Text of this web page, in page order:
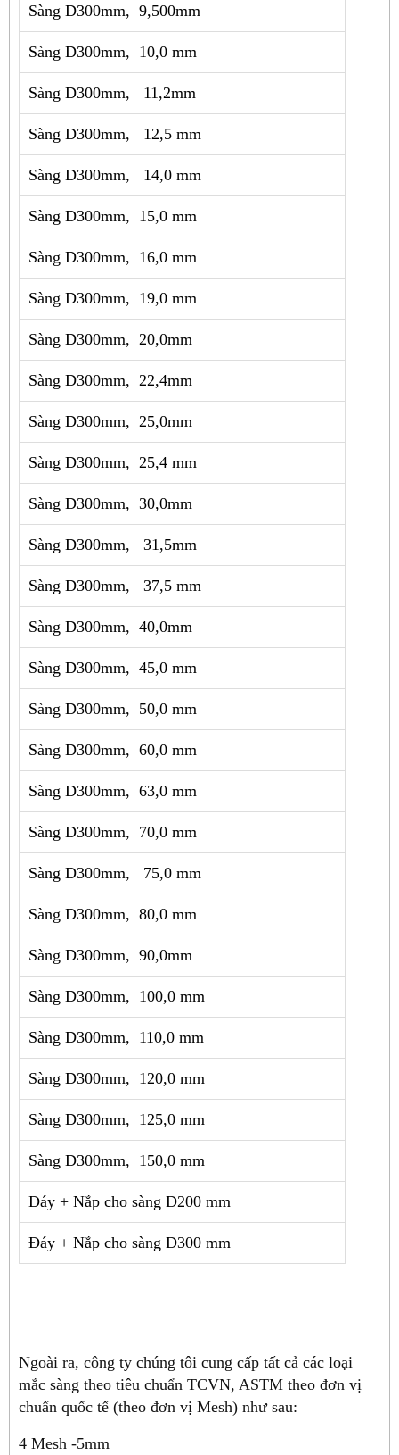
Sàng D300mm, 9,500mm
Sàng D300mm, 10,0 mm
Sàng D300mm, 11,2mm
Sàng D300mm, 12,5 mm
Sàng D300mm, 14,0 mm
Sàng D300mm, 15,0 mm
Sàng D300mm, 16,0 mm
Sàng D300mm, 19,0 mm
Sàng D300mm, 20,0mm
Sàng D300mm, 22,4mm
Sàng D300mm, 25,0mm
Sàng D300mm, 25,4 mm
Sàng D300mm, 30,0mm
Sàng D300mm, 31,5mm
Sàng D300mm, 37,5 mm
Sàng D300mm, 40,0mm
Sàng D300mm, 45,0 mm
Sàng D300mm, 50,0 mm
Sàng D300mm, 60,0 mm
Sàng D300mm, 63,0 mm
Sàng D300mm, 70,0 mm
Sàng D300mm, 75,0 mm
Sàng D300mm, 80,0 mm
Sàng D300mm, 90,0mm
Sàng D300mm, 100,0 mm
Sàng D300mm, 110,0 mm
Sàng D300mm, 120,0 mm
Sàng D300mm, 125,0 mm
Sàng D300mm, 150,0 mm
Đáy + Nắp cho sàng D200 mm
Đáy + Nắp cho sàng D300 mm
Ngoài ra, công ty chúng tôi cung cấp tất cả các loại
mắc sàng theo tiêu chuẩn TCVN, ASTM theo đơn vị
chuẩn quốc tế (theo đơn vị Mesh) như sau:
4 Mesh -5mm